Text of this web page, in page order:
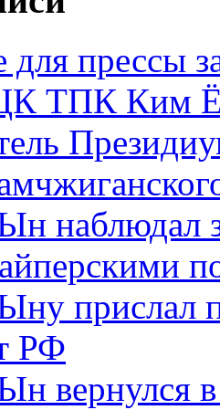
для прессы
ТПК Ким
наблюдал
прислал
РФ
вернулся